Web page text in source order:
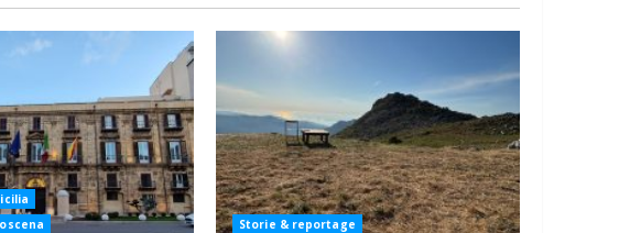
Storie & reportage